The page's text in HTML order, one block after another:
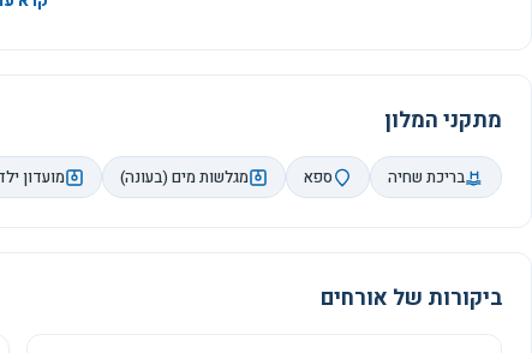
מתקני המלון
בריכת שחיה ספא מגלשות מים (בעונה) מועדון
ביקורות של אורחים